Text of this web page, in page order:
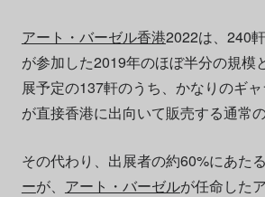
アート・バーゼル香港2022は、240
が参加した2019年のほぼ半分の規模
展予定の137軒のうち、かなりのギ
が直接香港に出向いて販売する通常
その代わり、出展者の約60%にあた
ーが、 アート・バーゼルが任命した